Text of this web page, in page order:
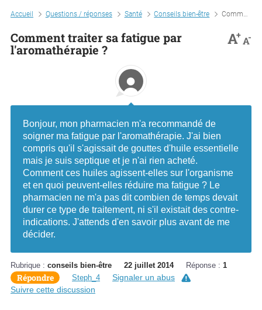
Accueil Questions / réponses Santé Conseils bien-être Comment traiter sa fatigue par l'aromathérapie ?
Comment traiter sa fatigue par
l'aromathérapie ?
A+A-
Bonjour, mon pharmacien m'a recommandé de
soigner ma fatigue par l'aromathérapie. J'ai bien
compris qu'il s'agissait de gouttes d'huile essentielle
mais je suis septique et je n'ai rien acheté.
Comment ces huiles agissent-elles sur l'organisme
et en quoi peuvent-elles réduire ma fatigue ? Le
pharmacien ne m'a pas dit combien de temps devait
durer ce type de traitement, ni s'il existait des contre-
indications. J'attends d'en savoir plus avant de me
décider.
Rubrique : conseils bien-être 22 juillet 2014 Réponse : 1
Répondre Steph_4
Signaler un abus
Suivre cette discussion